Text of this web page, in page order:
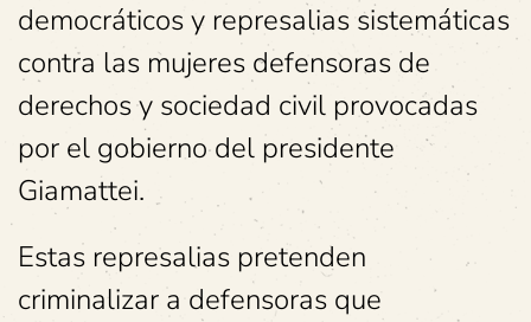
democráticos y represalias sistemáticas
contra las mujeres defensoras de
derechos y sociedad civil provocadas
por el gobierno del presidente
Giamattei.
Estas represalias pretenden
criminalizar a defensoras que